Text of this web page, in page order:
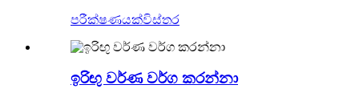
පරීක්ෂණයක්විස්තර
ඉරිඟු වර්ණ වර්ග කරන්නා